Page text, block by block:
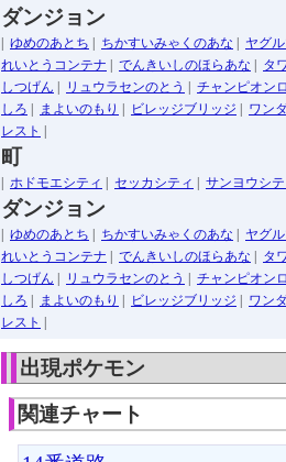
ダンジョン
ゆめのあとち ちかすいみゃくのあな
ヤグ
れいとうコンテナ
でんきいしのほらあな
タ
しつげん
リュウラセンのとう
チャンピオン
しろ
まよいのもり ビレッジブリッジ
ワン
レスト
町
ホドモエシティ セッカシティ サンヨウシ
ダンジョン
ゆめのあとち ちかすいみゃくのあな
ヤグ
れいとうコンテナ
でんきいしのほらあな
タ
しつげん
リュウラセンのとう
チャンピオン
しろ
まよいのもり ビレッジブリッジ
ワン
レスト
出現ポケモン
関連チャート